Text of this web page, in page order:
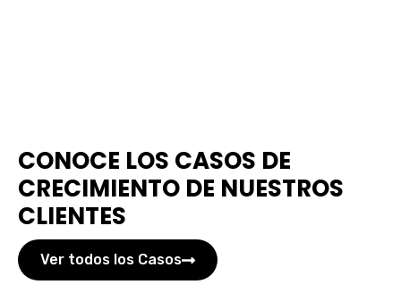
CONOCE LOS CASOS DE
CRECIMIENTO DE NUESTROS
CLIENTES
Ver todos los Casos